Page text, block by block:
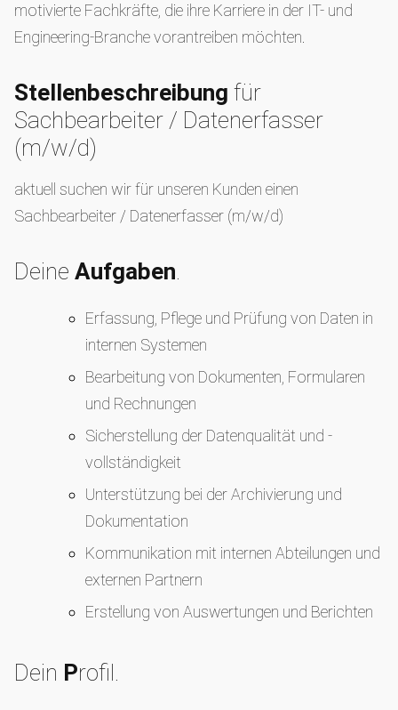
motivierte Fachkräfte, die ihre Karriere in der IT- und
Engineering-Branche vorantreiben möchten.
Stellenbeschreibung für
Sachbearbeiter / Datenerfasser
(m/w/d)
aktuell suchen wir für unseren Kunden einen
Sachbearbeiter / Datenerfasser (m/w/d)
Deine Aufgaben.
Erfassung, Pflege und Prüfung von Daten in
internen Systemen
Bearbeitung von Dokumenten, Formularen
und Rechnungen
Sicherstellung der Datenqualität und -
vollständigkeit
Unterstützung bei der Archivierung und
Dokumentation
Kommunikation mit internen Abteilungen und
externen Partnern
Erstellung von Auswertungen und Berichten
Dein Profil.